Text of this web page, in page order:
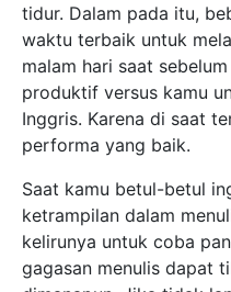
tidur. Dalam pada itu,
waktu terbaik untuk
malam hari saat
produktif versus kamu
Inggris. Karena di saat
performa yang baik.
Saat kamu betul-betul
ketrampilan dalam
kelirunya untuk coba
gagasan menulis dapat